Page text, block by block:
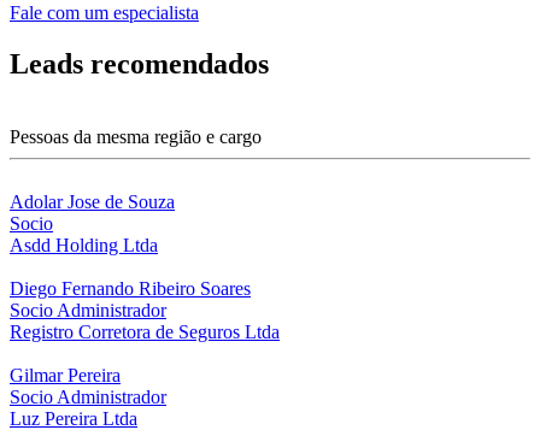
Fale com um especialista
Leads recomendados
Pessoas da mesma região e cargo
Adolar Jose de Souza
Socio
Asdd Holding Ltda
Diego Fernando Ribeiro Soares
Socio Administrador
Registro Corretora de Seguros Ltda
Gilmar Pereira
Socio Administrador
Luz Pereira Ltda